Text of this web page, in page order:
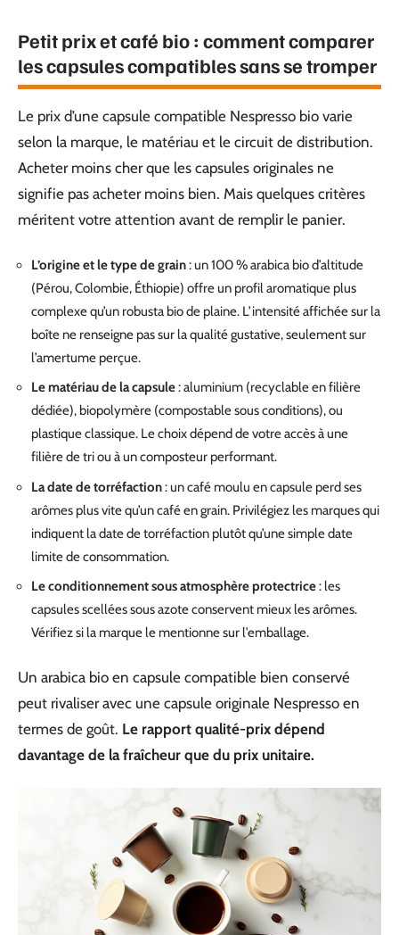
Petit prix et café bio : comment comparer
les capsules compatibles sans se tromper
Le prix d’une capsule compatible Nespresso bio varie
selon la marque, le matériau et le circuit de distribution.
Acheter moins cher que les capsules originales ne
signifie pas acheter moins bien. Mais quelques critères
méritent votre attention avant de remplir le panier.
L’origine et le type de grain: un 100 % arabica bio d’altitude
(Pérou, Colombie, Éthiopie) offre un profil aromatique plus
complexe qu’un robusta bio de plaine. L’intensité affichée sur la
boîte ne renseigne pas sur la qualité gustative, seulement sur
l’amertume perçue.
Le matériau de la capsule: aluminium (recyclable en filière
dédiée), biopolymère (compostable sous conditions), ou
plastique classique. Le choix dépend de votre accès à une
filière de tri ou à un composteur performant.
La date de torréfaction: un café moulu en capsule perd ses
arômes plus vite qu’un café en grain. Privilégiez les marques qui
indiquent la date de torréfaction plutôt qu’une simple date
limite de consommation.
Le conditionnement sous atmosphère protectrice: les
capsules scellées sous azote conservent mieux les arômes.
Vérifiez si la marque le mentionne sur l’emballage.
Un arabica bio en capsule compatible bien conservé
peut rivaliser avec une capsule originale Nespresso en
termes de goût. Le rapport qualité-prix dépend
davantage de la fraîcheur que du prix unitaire.